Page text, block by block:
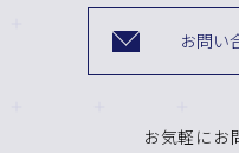
お問い
お気軽にお